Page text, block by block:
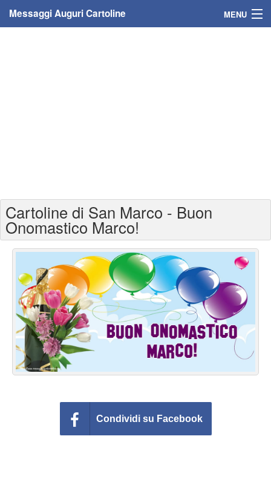
Messaggi Auguri Cartoline MENU
Cartoline auguri anni
Cartoline giorni anno
Cartoline giorni settimana
Cartoline musicali
Cartoline animate
Cartoline di San Marco - Buon
Onomastico Marco!
Condividi su Facebook